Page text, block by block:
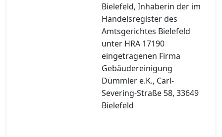
Bielefeld, Inhaberin der im
Handelsregister des
Amtsgerichtes Bielefeld
unter HRA 17190
eingetragenen Firma
Gebäudereinigung
Dümmler e.K., Carl-
Severing-Straße 58, 33649
Bielefeld